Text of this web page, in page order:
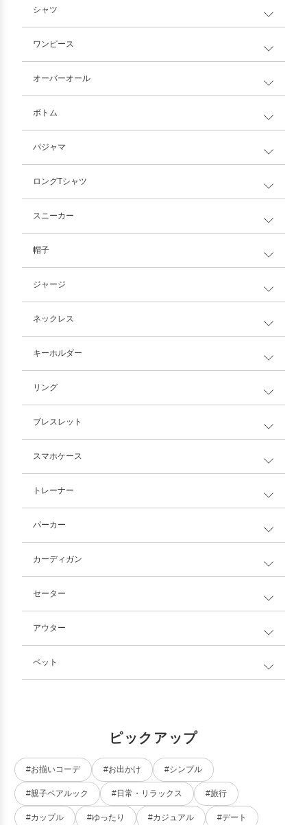
シャツ
ワンピース
オーバーオール
ボトム
パジャマ
ロングTシャツ
スニーカー
帽子
ジャージ
ネックレス
キーホルダー
リング
ブレスレット
スマホケース
トレーナー
パーカー
カーディガン
セーター
アウター
ペット
ピックアップ
#お揃いコーデ #お出かけ #シンプル
#親子ペアルック #日常・リラックス #旅行
#カップル #ゆったり #カジュアル #デート